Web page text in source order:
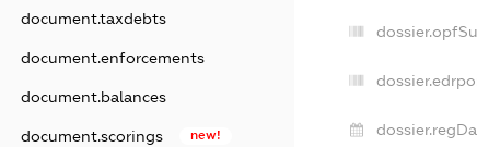
document.taxdebts
document.enforcements
document.balances
document.scorings new!